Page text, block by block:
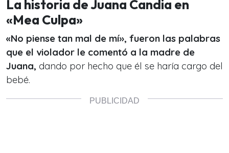
La historia de Juana Candia en
«Mea Culpa»
«No piense tan mal de mí», fueron las palabras
que el violador le comentó a la madre de
Juana, dando por hecho que él se haría cargo del
bebé.